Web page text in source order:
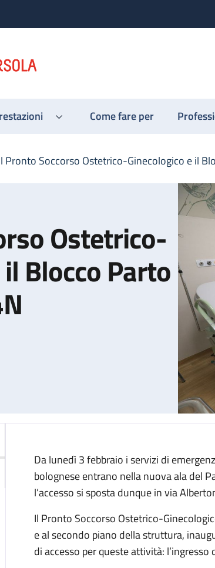
Come fare per
Pronto Soccorso Ostetrico-Ginecologico e il
Ostetrico-
Blocco Parto
Ostetrico-Ginecologico e il Blocco Parto al
Da lunedì 3 febbraio i servizi di
bolognese entrano nella nuova ala del
l’accesso si sposta dunque in via
Il Pronto Soccorso Ostetrico-
e al secondo piano della struttura,
di accesso per queste attività: